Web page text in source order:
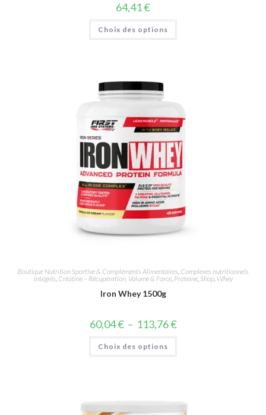
64,41€
Choix des options
Boutique Nutrition Sportive & Compléments Alimentaires Complexes nutritionnels
intégrés Créatine – Récupération, Volume & Force, Proteine, Shop, Whey
Iron Whey 1500g
60,04€ – 113,76€
Choix des options